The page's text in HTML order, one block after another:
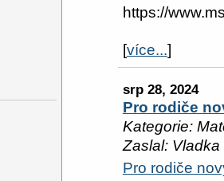
https://
[více...]
srp 28, 2024
Pro rodiče
Kategorie:
Zaslal: Vladka
Pro rodiče